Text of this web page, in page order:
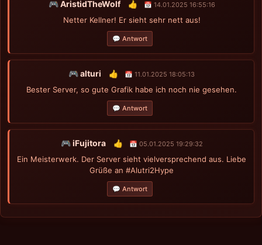
🎮 AristidTheWolf 👍 📅 14.01.2025 16:55:16
Netter Kellner! Er sieht sehr nett aus!
💬 Antwort
🎮 alturi 👍 📅 11.01.2025 18:05:13
Bester Server, so gute Grafik habe ich noch nie gesehen.
💬 Antwort
🎮 iFujitora 👍 📅 05.01.2025 19:29:32
Ein Meisterwerk. Der Server sieht vielversprechend aus. Liebe
Grüße an #Alutri2Hype
💬 Antwort